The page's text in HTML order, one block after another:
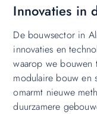
Innovaties in
De bouwsector in
innovaties en
waarop we bouwen
modulaire bouw en
omarmt nieuwe
duurzamere